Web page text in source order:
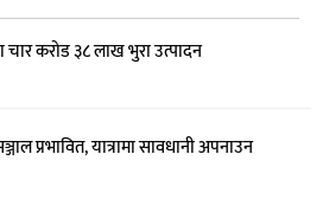
चार करोड ३८ लाख भुरा उत्पादन
प्रभावित, यात्रामा सावधानी अपनाउन